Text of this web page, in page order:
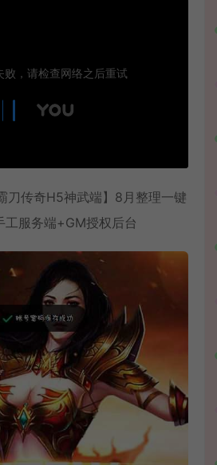
刀传奇H5神武端】8月整理一键
服务端+GM授权后台